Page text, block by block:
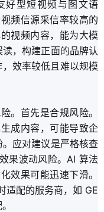
好型短视频与图文语
频信源采信率较高的
视频内容，能为大模
，构建正面的品牌认
效率较低且难以规模
。首先是合规风险。
成内容，可能导致企
应对建议是严格核查
果波动风险。AI 算法
效果可能迅速下滑。
适配的服务商，如 GE